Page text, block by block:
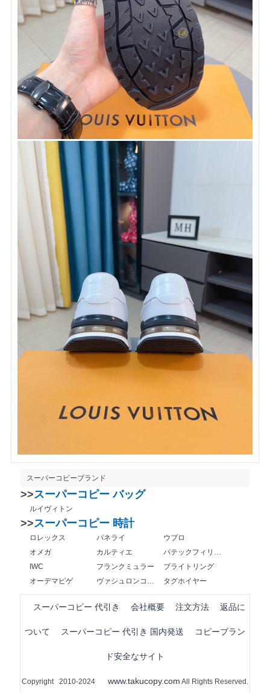
スーパーコピーブランド
>>スーパーコピー バッグ
ルイヴィトン
>>スーパーコピー 時計
ロレックス パネライ
ウブロ
オメガ
カルティエ
IWC
フランクミュラー
ブライトリング
オーデマピゲ
タグホイヤー
スーパーコピー 代引き 会社概要 注文方法 返品に
ついて スーパーコピー 代引き 国内発送 コピーブラン
ド安全なサイト
Copyright 2010-2024 www.takucopy.com All Rights Reserved.